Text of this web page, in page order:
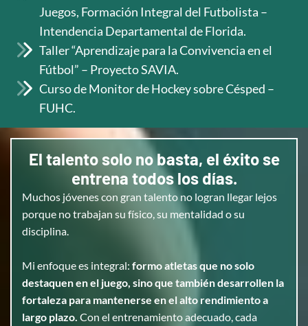
Juegos, Formación Integral del Futbolista –
Intendencia Departamental de Florida.
Taller “Aprendizaje para la Convivencia en el
Fútbol” – Proyecto SAVIA.
Curso de Monitor de Hockey sobre Césped –
FUHC.
El talento solo no basta, el éxito se
entrena todos los días.
Muchos jóvenes con gran talento no logran llegar lejos
porque no trabajan su físico, su mentalidad o su
disciplina.
Mi enfoque es integral: formo atletas que no solo
destaquen en el juego, sino que también desarrollen la
fortaleza para mantenerse en el alto rendimiento a
largo plazo. Con el entrenamiento adecuado, cada